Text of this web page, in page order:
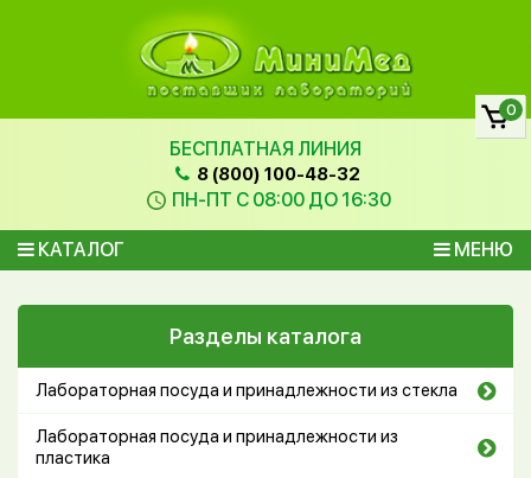
БЕСПЛАТНАЯ ЛИНИЯ
8 (800) 100-48-32
ПН-ПТ С 08:00 ДО 16:30
КАТАЛОГ МЕНЮ
0
Разделы каталога
Лабораторная посуда и принадлежности из стекла
Лабораторная посуда и принадлежности из
пластика